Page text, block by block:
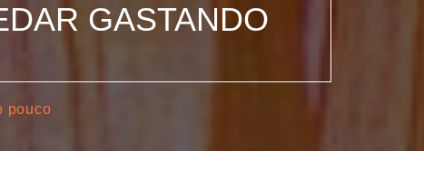
GASTANDO
pouco